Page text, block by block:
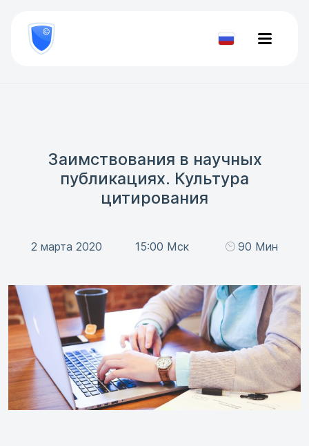
800
777-
81-Проверить
Заимствования в научных
публикациях. Культура
цитирования
2 марта 2020 15:00 Мск 90 Мин